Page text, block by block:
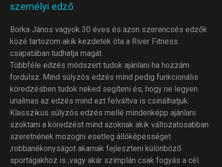
személyi edző
Borka János vagyok 30 éves és azon szerencsés edzők
közé tartozom akik kezdetek óta a River Fitness
csapatában tudhatja magát.
Többféle edzés módszert tudok ajánlani ha hozzám
fordulsz. Mind súlyzós edzés mind pedig funkcionális
köredzésben tudok neked segíteni és, hogy ne legyen
unalmas az edzés mind ezt felváltva is csinálhatjuk.
Klasszikus súlyzós edzés mellé mindenképp ajánlani
szoktam a köredzést mind azoknak akik változatosabban
szeretnének mozogni esetleg állóképességet
,robbanékonyságot akarnak fejleszteni különböző
sportágakhoz is ,vagy akár szimplán csak fogyás a cél.